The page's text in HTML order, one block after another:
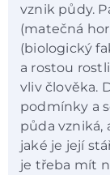
vznik půdy.
(matečná
(biologický
a rostou
vliv člověka.
podmínky a
půda vzniká,
jaké je její
je třeba mít